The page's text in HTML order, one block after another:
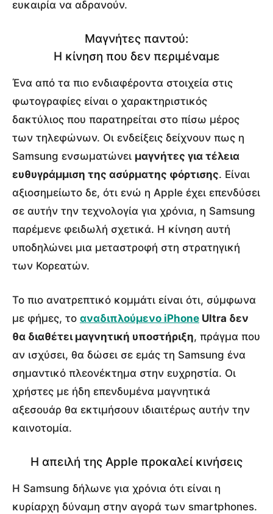
ευκαιρία να αδρανούν.
Μαγνήτες παντού:
Η κίνηση που δεν περιμέναμε
Ένα από τα πιο ενδιαφέροντα στοιχεία στις
φωτογραφίες είναι ο χαρακτηριστικός
δακτύλιος που παρατηρείται στο πίσω μέρος
των τηλεφώνων. Οι ενδείξεις δείχνουν πως η
Samsung ενσωματώνει μαγνήτες για τέλεια
ευθυγράμμιση της ασύρματης φόρτισης. Είναι
αξιοσημείωτο δε, ότι ενώ η Apple έχει επενδύσει
σε αυτήν την τεχνολογία για χρόνια, η Samsung
παρέμενε φειδωλή σχετικά. Η κίνηση αυτή
υποδηλώνει μια μεταστροφή στη στρατηγική
των Κορεατών.
Το πιο ανατρεπτικό κομμάτι είναι ότι, σύμφωνα
με φήμες, το αναδιπλούμενο iPhone Ultra δεν
θα διαθέτει μαγνητική υποστήριξη, πράγμα που
αν ισχύσει, θα δώσει σε εμάς τη Samsung ένα
σημαντικό πλεονέκτημα στην ευχρηστία. Οι
χρήστες με ήδη επενδυμένα μαγνητικά
αξεσουάρ θα εκτιμήσουν ιδιαιτέρως αυτήν την
καινοτομία.
Η απειλή της Apple προκαλεί κινήσεις
Η Samsung δήλωνε για χρόνια ότι είναι η
κυρίαρχη δύναμη στην αγορά των smartphones.